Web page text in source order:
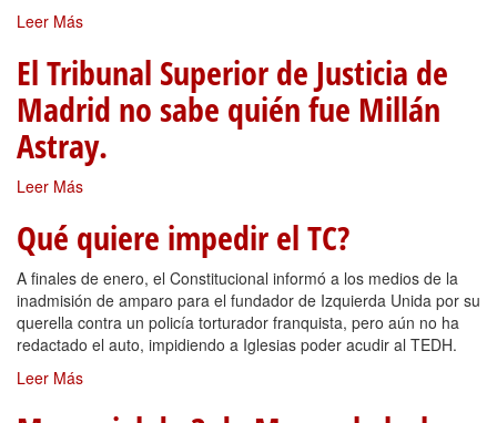
Leer Más
El Tribunal Superior de Justicia de
Madrid no sabe quién fue Millán
Astray.
Leer Más
Qué quiere impedir el TC?
A finales de enero, el Constitucional informó a los medios de la
inadmisión de amparo para el fundador de Izquierda Unida por su
querella contra un policía torturador franquista, pero aún no ha
redactado el auto, impidiendo a Iglesias poder acudir al TEDH.
Leer Más